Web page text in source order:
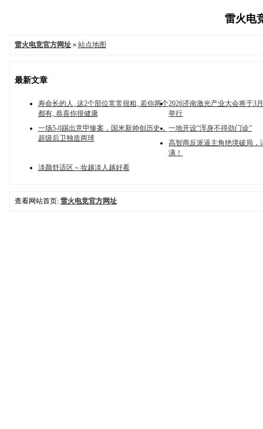
雷火电
雷火电竞官方网址» 站点地图
最新文章
寿命长的人, 这2个部位常常很粗, 若你两个
都有, 恭喜你很健康
2026济南激光产业大会将于3
举行
一场5-0踢出意甲惨案，国米新帅创历史，
超级后卫独造两球
一地开设“浑身不得劲门诊”
高智商反派逼主角绝境破局，
满！
淡颜舒适区～妆越淡人越好看
查看网站首页: 雷火电竞官方网址